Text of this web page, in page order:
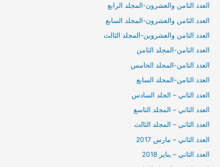
العدد الثامن والعشرون-المجلد الرابع
العدد الثامن والعشرون-المجلد السابع
العدد الثامن والعشروين-المجلد الثالث
العدد الثامن-المجلد الثامن
العدد الثامن-المجلد الخامس
العدد الثامن-المجلد السابع
العدد الثاني – الجلد السادس
العدد الثاني – المجلد التاسع
العدد الثاني – المجلد الثالث
العدد الثاني – مارس 2017
العدد الثاني – يناير 2018